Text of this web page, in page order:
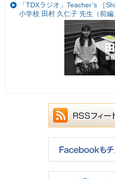
「TDXラジオ」Teacher’s ［
小学校 田村 久仁子 先生（前編